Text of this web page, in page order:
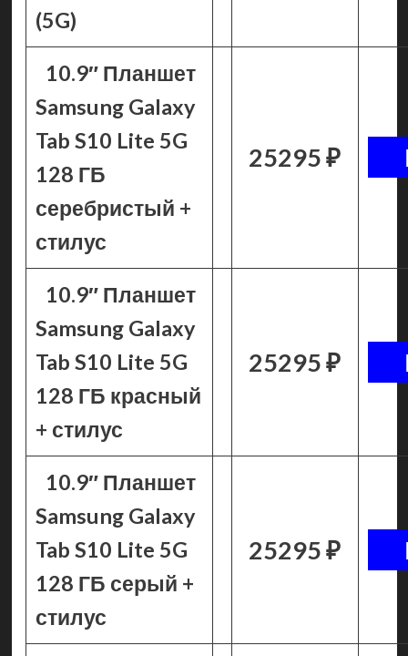
(5G)
10.9″ Планшет
Samsung Galaxy
Tab S10 Lite 5G
128 ГБ
серебристый +
стилус
25295 ₽
10.9″ Планшет
Samsung Galaxy
Tab S10 Lite 5G
128 ГБ красный
+ стилус
25295 ₽
10.9″ Планшет
Samsung Galaxy
Tab S10 Lite 5G
128 ГБ серый +
стилус
25295 ₽